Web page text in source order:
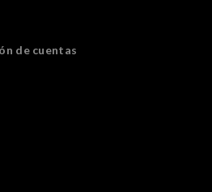
de cuentas